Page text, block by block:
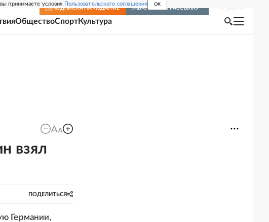
принимаете условия Пользовательского соглашения OK
ПОДПИСКА НА ИЗДАНИЕ ВКЛЮЧИТЬ РАССЫЛКУ
ОбществоСпортКультура
взял
ПОДЕЛИТЬСЯ
Германии,